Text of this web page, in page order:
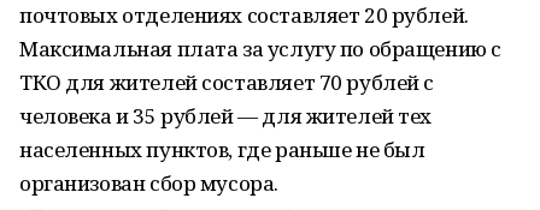
почтовых отделениях составляет 20 рублей.
Максимальная плата за услугу по обращению с
ТКО для жителей составляет 70 рублей с
человека и 35 рублей — для жителей тех
населенных пунктов, где раньше не был
организован сбор мусора.